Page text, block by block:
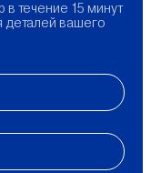
течение 15 минут
деталей вашего